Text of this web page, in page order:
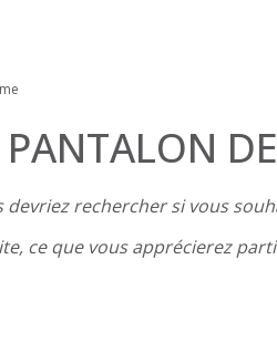
PANTALON
devriez rechercher si vous
ce que vous apprécierez